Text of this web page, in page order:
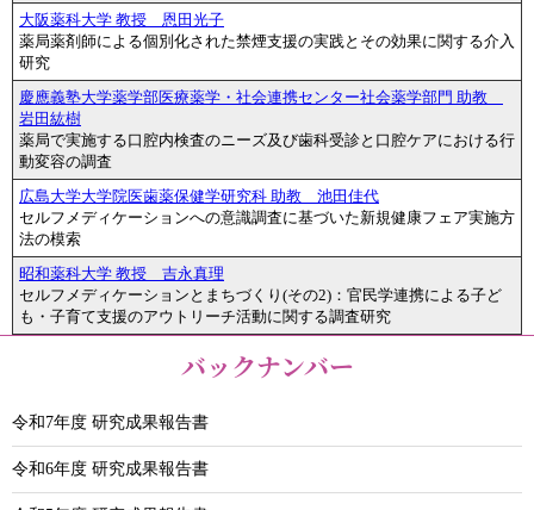
大阪薬科大学 教授 恩田光子
薬局薬剤師による個別化された禁煙支援の実践とその効果に関する介入
研究
慶應義塾大学薬学部医療薬学・社会連携センター社会薬学部門 助教
岩田紘樹
薬局で実施する口腔内検査のニーズ及び歯科受診と口腔ケアにおける行
動変容の調査
広島大学大学院医歯薬保健学研究科 助教 池田佳代
セルフメディケーションへの意識調査に基づいた新規健康フェア実施方
法の模索
昭和薬科大学 教授 吉永真理
セルフメディケーションとまちづくり(その2)：官民学連携による子ど
も・子育て支援のアウトリーチ活動に関する調査研究
バックナンバー
令和7年度 研究成果報告書
令和6年度 研究成果報告書